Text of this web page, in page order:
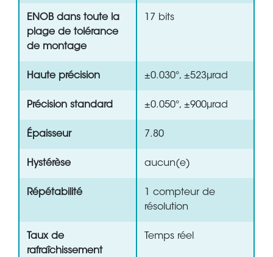
ENOB dans toute la
plage de tolérance
de montage
17 bits
Haute précision ±0.030°, ±523µrad
Précision standard ±0.050°, ±900µrad
Épaisseur 7.80
Hystérèse aucun(e)
Répétabilité
1 compteur de
résolution
Taux de
rafraîchissement
Temps réel